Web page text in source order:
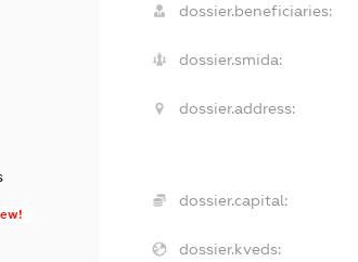
dossier.beneficiaries:
dossier.smida:
dossier.address:
dossier.capital:
dossier.kveds: